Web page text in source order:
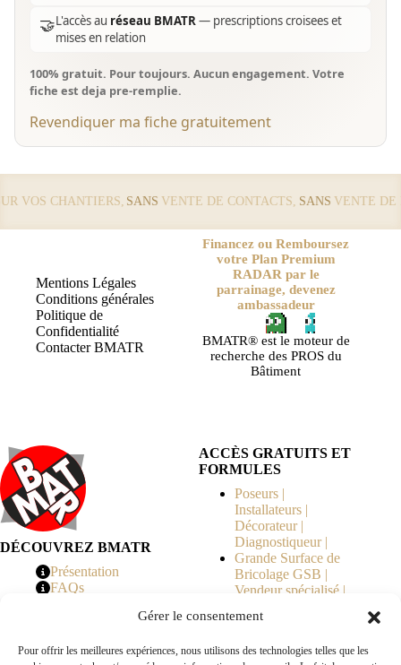
Gérer le consentement
Pour offrir les meilleures expériences, nous utilisons des technologies telles que les
🤝L'accès au réseau BMATR— prescriptions croisees et
mises en relation
100% gratuit. Pour toujours. Aucun engagement. Votre
fiche est deja pre-remplie.
Revendiquer ma fiche gratuitement
VOS CHANTIERS, SANSVENTE DE CONTACTS,SANSVENTE DE
Mentions Légales
Conditions générales
Politique de
Confidentialité
Contacter BMATR
Financez ou Remboursez
votre Plan Premium
RADAR par le
parrainage, devenez
ambassadeur
BMATR® est le moteur de
recherche des PROS du
Bâtiment
DÉCOUVREZ BMATR
Présentation
FAQs
ACCÈS GRATUITS ET
FORMULES
Poseurs |
Installateurs |
Décorateur |
Diagnostiqueur |
Grande Surface de
Bricolage GSB |
Vendeur spécialisé |
Copropriété | MOE |
en Travaux |